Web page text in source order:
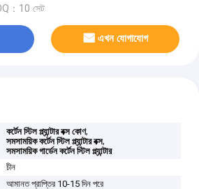
：10 সেট
এখন যোগাযোগ
কর্টেন স্টিল প্ল্যান্টার বক্স কোণ,
সমসাময়িক কর্টেন স্টিল প্ল্যান্টার বক্স,
সমসাময়িক গার্ডেন কর্টেন স্টিল প্ল্যান্টার
চীন
আমানত প্রাপ্তির 10-15 দিন পরে